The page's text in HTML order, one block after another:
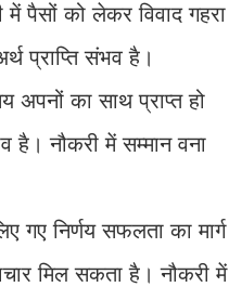
पैसों को लेकर विवाद गहरा
प्राप्ति संभव है।
का साथ प्राप्त हो
नौकरी में सम्मान वना
निर्णय सफलता का मार्ग
मिल सकता है। नौकरी में